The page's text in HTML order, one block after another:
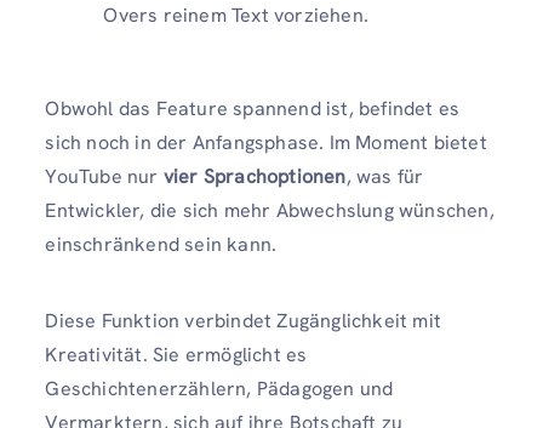
Overs reinem Text vorziehen.
Obwohl das Feature spannend ist, befindet es
sich noch in der Anfangsphase. Im Moment bietet
YouTube nur vier Sprachoptionen, was für
Entwickler, die sich mehr Abwechslung wünschen,
einschränkend sein kann.
Diese Funktion verbindet Zugänglichkeit mit
Kreativität. Sie ermöglicht es
Geschichtenerzählern, Pädagogen und
Vermarktern, sich auf ihre Botschaft zu